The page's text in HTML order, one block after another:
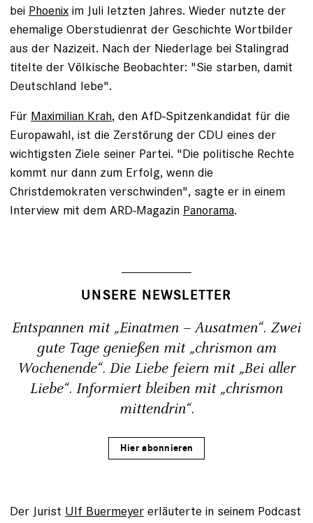
bei Phoenix im Juli letzten Jahres. Wieder nutzte der
ehemalige Oberstudienrat der Geschichte Wortbilder
aus der Nazizeit. Nach der Niederlage bei Stalingrad
titelte der Völkische Beobachter: "Sie starben, damit
Deutschland lebe".
Für Maximilian Krah, den AfD-Spitzenkandidat für die
Europawahl, ist die Zerstörung der CDU eines der
wichtigsten Ziele seiner Partei. "Die politische Rechte
kommt nur dann zum Erfolg, wenn die
Christdemokraten verschwinden", sagte er in einem
Interview mit dem ARD-Magazin Panorama.
UNSERE NEWSLETTER
Entspannen mit „Einatmen – Ausatmen“. Zwei
gute Tage genießen mit „chrismon am
Wochenende“. Die Liebe feiern mit „Bei aller
Liebe“. Informiert bleiben mit „chrismon
mittendrin“.
Hier abonnieren
Der Jurist Ulf Buermeyer erläuterte in seinem Podcast